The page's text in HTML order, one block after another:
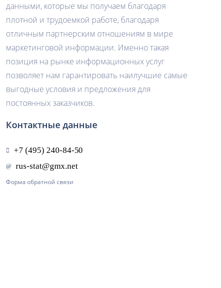
данными, которые мы получаем благодаря
плотной и трудоемкой работе, благодаря
отличным партнерским отношениям в мире
маркетинговой информации. Именно такая
позиция на рынке информационных услуг
позволяет нам гарантировать наилучшие самые
выгодные условия и предложения для
постоянных заказчиков.
Контактные данные
Форма обратной связи